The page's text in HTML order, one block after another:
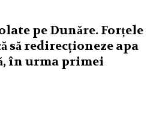
pe Dunăre. Forțele
să redirecționeze apa
în urma primei